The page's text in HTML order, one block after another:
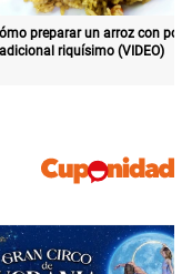
preparar un arroz con pollo
riquísimo (VIDEO)